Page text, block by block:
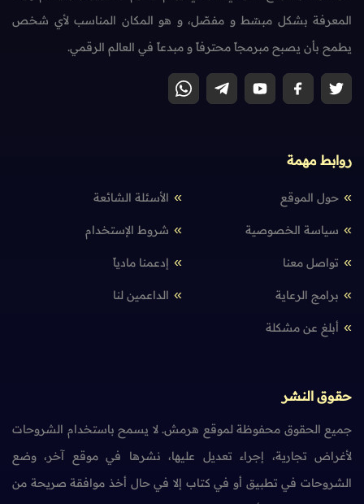
المعرفة بشكل مبسّط و مفصّل، و هو المكان المناسب لأي شخص
يطمح بأن يصبح مبرمجاً محترفاً و مبدعاً في العالم الرقمي.
روابط مهمة
حول الموقع الأسئلة الشائعة
سياسة الخصوصية شروط الإستخدام
تواصل معنا إدعمنا مادياً
برامج الرعاية الداعمين لنا
أبلغ عن مشكلة
حقوق النشر
جميع الحقوق محفوظة لموقع هرمش. لا يسمح باستخدام الشروحات
لأغراض تجارية، إجراء تعديل عليها، نشرها في موقع آخر، وضع
الشروحات في تطبيق أو في كتاب إلا في حال أخذ موافقة صريحة من